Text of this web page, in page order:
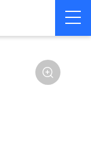
